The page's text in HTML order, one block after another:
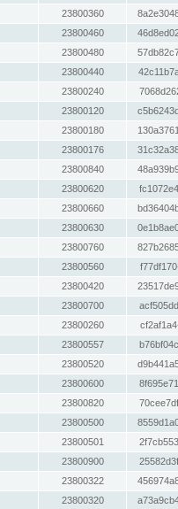
23800360
23800460
23800480
23800440
23800240
23800120
23800180
23800176
23800840
23800620
23800660
23800630
23800760
23800560
23800420
23800700
23800260
23800557
23800520
23800600
23800820
23800500
23800501
23800900
23800322
23800320